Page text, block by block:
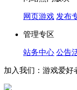
网页游戏 发布
管理专区
站务中心 公告
加入我们：游戏爱好